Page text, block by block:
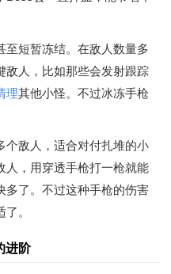
至短暂冻结。在敌人数量多
敌人，比如那些会发射跟踪
理其他小怪。不过冰冻手枪
个敌人，适合对付扎堆的小
人，用穿透手枪打一枪就能
多了。不过这种手枪的伤害
。
进阶